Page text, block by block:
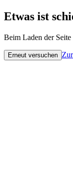
Etwas ist
Beim Laden der
Erneut versuchen